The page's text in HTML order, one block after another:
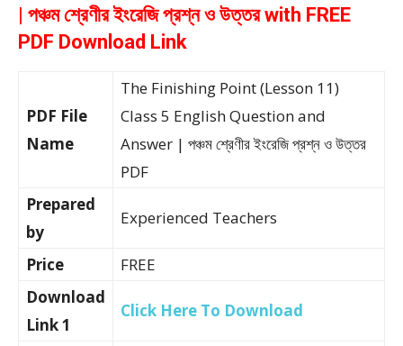
| পঞ্চম শ্রেণীর ইংরেজি প্রশ্ন ও উত্তর with FREE
PDF Download Link
PDF File
Name
The Finishing Point (Lesson 11)
Class 5 English Question and
Answer | পঞ্চম শ্রেণীর ইংরেজি প্রশ্ন ও উত্তর
PDF
Prepared
by
Experienced Teachers
Price
FREE
Download
Link 1
Click Here To Download